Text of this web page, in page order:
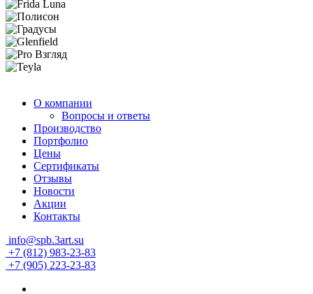
О компании
Вопросы и ответы
Производство
Портфолио
Цены
Сертификаты
Отзывы
Новости
Акции
Контакты
info@spb.3art.su
+7 (812) 983-23-83
+7 (905) 223-23-83